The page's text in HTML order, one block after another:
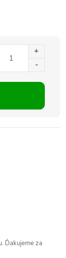
Ďakujeme za